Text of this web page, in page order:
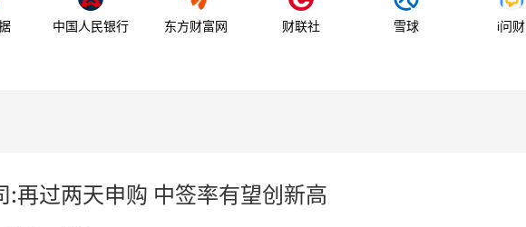
中国人民银行 东方财富网 财联社 雪球 i问财
:再过两天申购 中签率有望创新高